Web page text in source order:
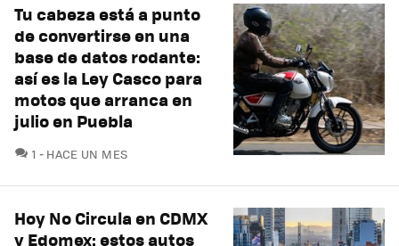
Tu cabeza está a punto
de convertirse en una
base de datos rodante:
así es la Ley Casco para
motos que arranca en
julio en Puebla
1 COMENTARIOS
HACE UN MES
Hoy No Circula en CDMX
y Edomex: estos autos